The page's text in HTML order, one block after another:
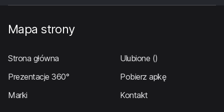
Mapa strony
Strona główna Ulubione ()
Prezentacje 360°
Pobierz apkę
Marki
Kontakt